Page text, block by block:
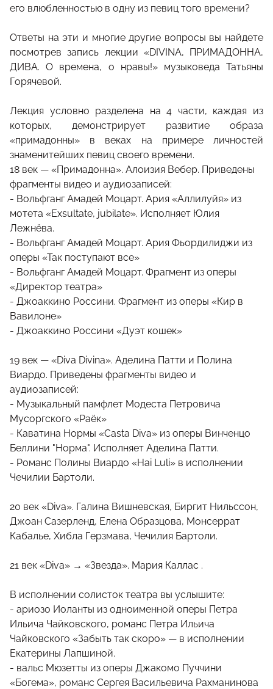
его влюбленностью в одну из певиц того времени?
Ответы на эти и многие другие вопросы вы найдете
посмотрев запись лекции «DIVINA, ПРИМАДОННА,
ДИВА. О времена, о нравы!» музыковеда Татьяны
Горячевой.
Лекция условно разделена на 4 части, каждая из
которых, демонстрирует развитие образа
«примадонны» в веках на примере личностей
знаменитейших певиц своего времени.
18 век — «Примадонна». Алоизия Вебер. Приведены
фрагменты видео и аудиозаписей:
- Вольфганг Амадей Моцарт. Ария «Аллилуйя» из
мотета «Exsultate, jubilate». Исполняет Юлия
Лежнёва.
- Вольфганг Амадей Моцарт. Ария Фьордилиджи из
оперы «Так поступают все»
- Вольфганг Амадей Моцарт. Фрагмент из оперы
«Директор театра»
- Джоаккино Россини. Фрагмент из оперы «Кир в
Вавилоне»
- Джоаккино Россини «Дуэт кошек»
19 век — «Diva Divina». Аделина Патти и Полина
Виардо. Приведены фрагменты видео и
аудиозаписей:
- Музыкальный памфлет Модеста Петровича
Мусоргского «Раёк»
- Каватина Нормы «Casta Diva» из оперы Винченцо
Беллини "Норма". Исполняет Аделина Патти.
- Романс Полины Виардо «Hai Luli» в исполнении
Чечилии Бартоли.
20 век «Diva». Галина Вишневская, Биргит Нильссон,
Джоан Сазерленд, Елена Образцова, Монсеррат
Кабалье, Хибла Герзмава, Чечилия Бартоли.
21 век «Diva» → «Звезда». Мария Каллас .
В исполнении солисток театра вы услышите:
- ариозо Иоланты из одноименной оперы Петра
Ильича Чайковского, романс Петра Ильича
Чайковского «Забыть так скоро» — в исполнении
Екатерины Лапшиной.
- вальс Мюзетты из оперы Джакомо Пуччини
«Богема», романс Сергея Васильевича Рахманинова